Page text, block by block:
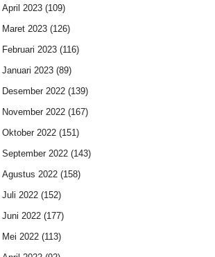
April 2023(109)
Maret 2023(126)
Februari 2023(116)
Januari 2023(89)
Desember 2022(139)
November 2022(167)
Oktober 2022(151)
September 2022(143)
Agustus 2022(158)
Juli 2022(152)
Juni 2022(177)
Mei 2022(113)